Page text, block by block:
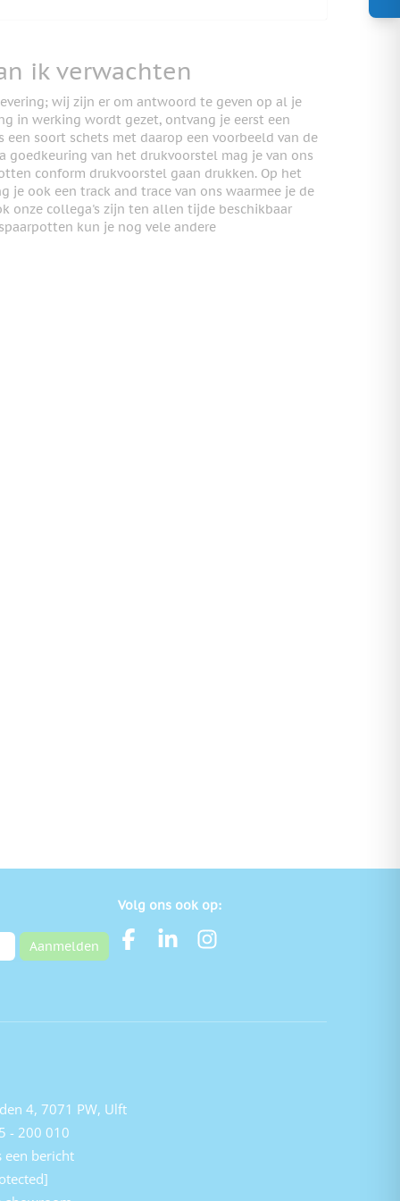
ik verwachten
wij zijn er om antwoord te geven op al je
in werking wordt gezet, ontvang je eerst een
soort schets met daarop een voorbeeld van de
goedkeuring van het drukvoorstel mag je van ons
conform drukvoorstel gaan drukken. Op het
je ook een track and trace van ons waarmee je de
onze collega's zijn ten allen tijde beschikbaar
kun je nog vele andere
Aanmelden
Volg ons ook op:
4, 7071 PW, Ulft
- 200 010
een bericht